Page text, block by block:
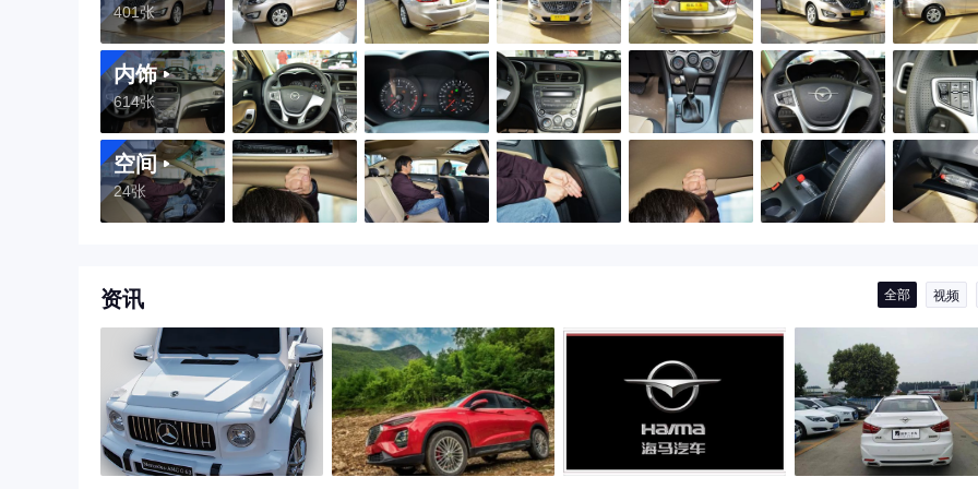
401张
内饰
614张
空间
24张
资讯 全部 视频